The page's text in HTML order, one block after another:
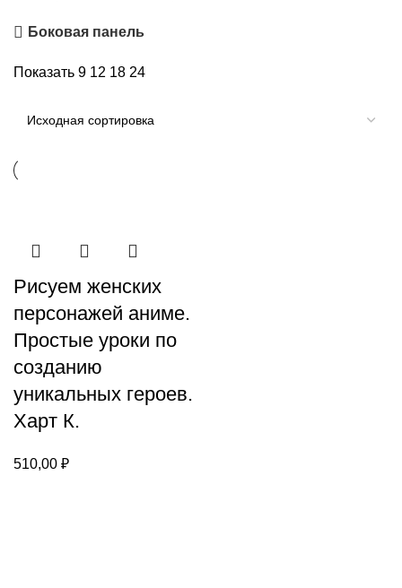
Боковая панель
Показать 9 12 18 24
Рисуем женских
персонажей аниме.
Простые уроки по
созданию
уникальных героев.
Харт К.
510,00 ₽